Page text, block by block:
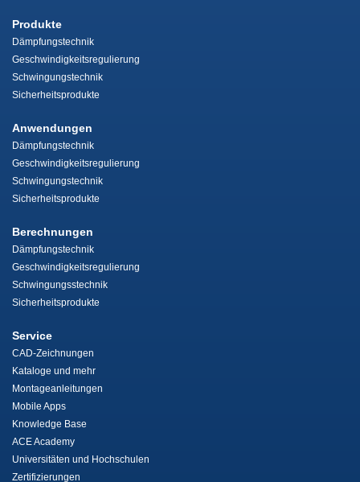
Produkte
Dämpfungstechnik
Geschwindigkeitsregulierung
Schwingungstechnik
Sicherheitsprodukte
Anwendungen
Dämpfungstechnik
Geschwindigkeitsregulierung
Schwingungstechnik
Sicherheitsprodukte
Berechnungen
Dämpfungstechnik
Geschwindigkeitsregulierung
Schwingungsstechnik
Sicherheitsprodukte
Service
CAD-Zeichnungen
Kataloge und mehr
Montageanleitungen
Mobile Apps
Knowledge Base
ACE Academy
Universitäten und Hochschulen
Zertifizierungen